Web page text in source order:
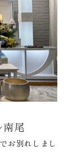
南尾
お別れしまし